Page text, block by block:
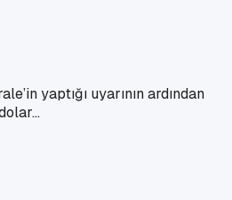
yaptığı uyarının ardından